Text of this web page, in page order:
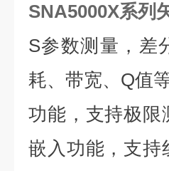
SNA5000X系列
S参数测量，差
耗、带宽、Q值
功能，支持极限
嵌入功能，支持